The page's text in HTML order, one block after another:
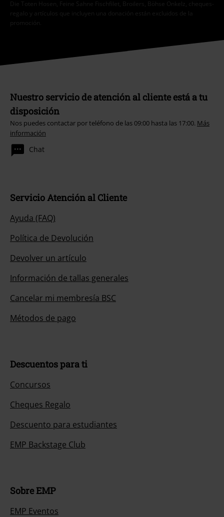
Die Toten Hosen, Feine Sahne Fischfilet, Broilers, Böhse Onkelz, cheques-
regalo y artículos que incluyen una donación están excluidos de la
promoción.
Nuestro servicio de atención al cliente está a tu
disposición
Nos puedes contactar por teléfono de las 09:00 hasta las 17:00. Más
información
Chat
Servicio Atención al Cliente
Ayuda (FAQ)
Política de Devolución
Devolver un artículo
Información de tallas generales
Cancelar mi membresía BSC
Métodos de pago
Descuentos para ti
Concursos
Cheques Regalo
Descuento para estudiantes
EMP Backstage Club
Sobre EMP
EMP Eventos